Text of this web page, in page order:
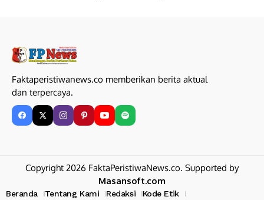
Faktaperistiwanews.co memberikan berita aktual
dan terpercaya.
Copyright 2026 FaktaPeristiwaNews.co. Supported by
Masansoft.com
Beranda Tentang Kami Redaksi Kode Etik